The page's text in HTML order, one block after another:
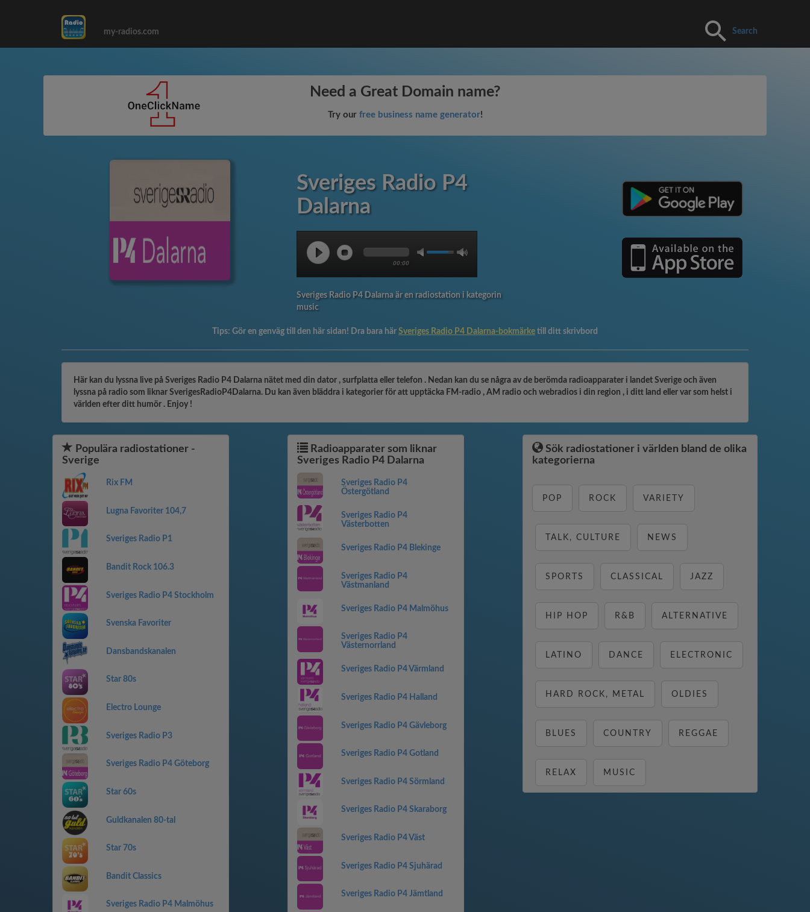
my-radios.com Search
Need a Great Domain name?
Try our free business name generator!
Sveriges Radio P4
Dalarna
00:00
Sveriges Radio P4 Dalarna är en radiostation i kategorin
music
Tips: Gör en genväg till den här sidan! Dra bara här Sveriges Radio P4 Dalarna-bokmärke till ditt skrivbord
Här kan du lyssna live på Sveriges Radio P4 Dalarna nätet med din dator , surfplatta eller telefon . Nedan kan du se några av de berömda radioapparater i landet Sverige och även
lyssna på radio som liknar SverigesRadioP4Dalarna. Du kan även bläddra i kategorier för att upptäcka FM-radio , AM radio och webradios i din region , i ditt land eller var som helst i
världen efter ditt humör . Enjoy !
Populära radiostationer -
Sverige
Rix FM
Lugna Favoriter 104,7
Sveriges Radio P1
Bandit Rock 106.3
Sveriges Radio P4 Stockholm
Svenska Favoriter
Dansbandskanalen
Star 80s
Electro Lounge
Sveriges Radio P3
Sveriges Radio P4 Göteborg
Star 60s
Guldkanalen 80-tal
Star 70s
Bandit Classics
Sveriges Radio P4 Malmöhus
Radioapparater som liknar
Sveriges Radio P4 Dalarna
Sveriges Radio P4
Östergötland
Sveriges Radio P4
Västerbotten
Sveriges Radio P4 Blekinge
Sveriges Radio P4
Västmanland
Sveriges Radio P4 Malmöhus
Sveriges Radio P4
Västernorrland
Sveriges Radio P4 Värmland
Sveriges Radio P4 Halland
Sveriges Radio P4 Gävleborg
Sveriges Radio P4 Gotland
Sveriges Radio P4 Sörmland
Sveriges Radio P4 Skaraborg
Sveriges Radio P4 Väst
Sveriges Radio P4 Sjuhärad
Sveriges Radio P4 Jämtland
Sök radiostationer i världen bland de olika
kategorierna
POP ROCK VARIETY
TALK, CULTURE NEWS
SPORTS CLASSICAL JAZZ
HIP HOP R&B ALTERNATIVE
LATINO DANCE ELECTRONIC
HARD ROCK, METAL OLDIES
BLUES COUNTRY REGGAE
RELAX MUSIC